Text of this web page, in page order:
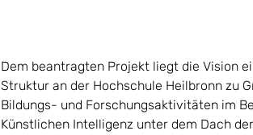
Dem beantragten Projekt liegt die Vision
Struktur an der Hochschule Heilbronn zu
Bildungs- und Forschungsaktivitäten im
Künstlichen Intelligenz unter dem Dach